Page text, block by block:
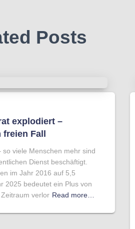
Posts
explodiert –
Fall
so viele Menschen mehr sind
Dienst beschäftigt.
im Jahr 2016 auf 5,5
2025 bedeutet ein Plus von
verlor Read more…